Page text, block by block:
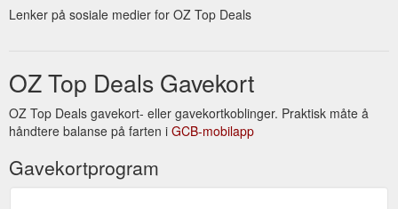
Lenker på sosiale medier for OZ Top Deals
OZ Top Deals Gavekort
OZ Top Deals gavekort- eller gavekortkoblinger. Praktisk måte å
håndtere balanse på farten i GCB-mobilapp
Gavekortprogram